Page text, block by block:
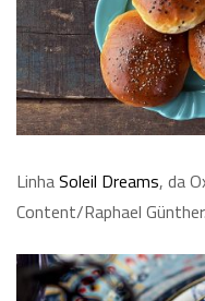
LinhaSoleil Dreams, da
Content/Raphael Günther.